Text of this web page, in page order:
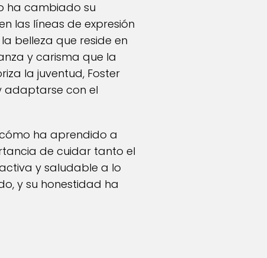
ha cambiado su
las líneas de expresión
belleza que reside en
y carisma que la
la juventud, Foster
adaptarse con el
ha aprendido a
de cuidar tanto el
y saludable a lo
y su honestidad ha